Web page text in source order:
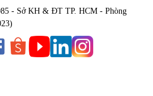
- Sở KH & ĐT TP. HCM - Phòng